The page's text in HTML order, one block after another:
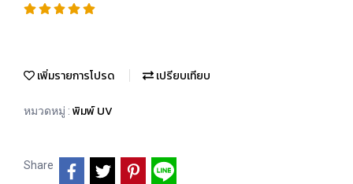
เพิ่มรายการโปรด เปรียบเทียบ
หมวดหมู่ : พิมพ์ UV
Share